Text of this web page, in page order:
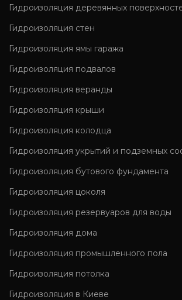
Гидроизоляция деревянных
Гидроизоляция стен
Гидроизоляция ямы гаража
Гидроизоляция подвалов
Гидроизоляция веранды
Гидроизоляция крыши
Гидроизоляция колодца
Гидроизоляция укрытий и подземных
Гидроизоляция бутового фундамента
Гидроизоляция цоколя
Гидроизоляция резервуаров для воды
Гидроизоляция дома
Гидроизоляция промышленного пола
Гидроизоляция потолка
Гидроизоляция в Киеве